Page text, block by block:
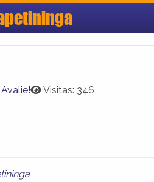
Avalie! Visitas: 346